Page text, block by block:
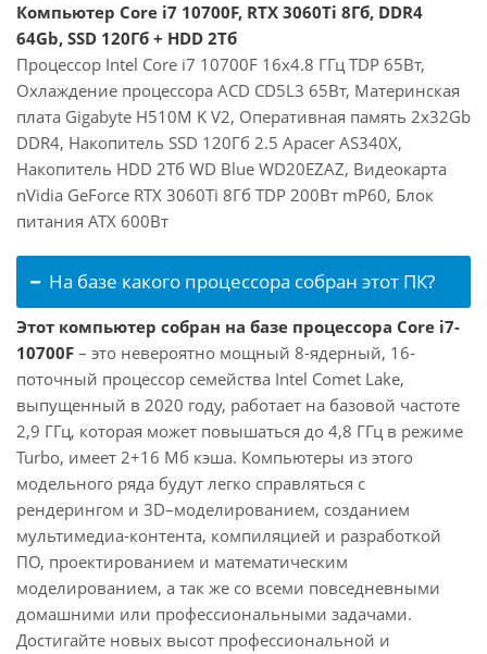
Компьютер Core i7 10700F, RTX 3060Ti 8Гб, DDR4
64Gb, SSD 120Гб + HDD 2Тб
Процессор Intel Core i7 10700F 16x4.8 ГГц TDP 65Вт,
Охлаждение процессора ACD CD5L3 65Вт, Материнская
плата Gigabyte H510M K V2, Оперативная память 2x32Gb
DDR4, Накопитель SSD 120Гб 2.5 Apacer AS340X,
Накопитель HDD 2Тб WD Blue WD20EZAZ, Видеокарта
nVidia GeForce RTX 3060Ti 8Гб TDP 200Вт mP60, Блок
питания ATX 600Вт
На базе какого процессора собран этот ПК?
Этот компьютер собран на базе процессора Core i7-
10700F – это невероятно мощный 8-ядерный, 16-
поточный процессор семейства Intel Comet Lake,
выпущенный в 2020 году, работает на базовой частоте
2,9 ГГц, которая может повышаться до 4,8 ГГц в режиме
Turbo, имеет 2+16 Мб кэша. Компьютеры из этого
модельного ряда будут легко справляться с
рендерингом и 3D–моделированием, созданием
мультимедиа-контента, компиляцией и разработкой
ПО, проектированием и математическим
моделированием, а так же со всеми повседневными
домашними или профессиональными задачами.
Достигайте новых высот профессиональной и